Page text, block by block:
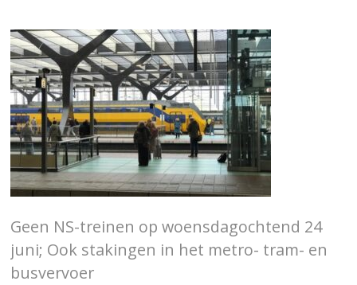
Geen NS-treinen op woensdagochtend 24
juni; Ook stakingen in het metro- tram- en
busvervoer